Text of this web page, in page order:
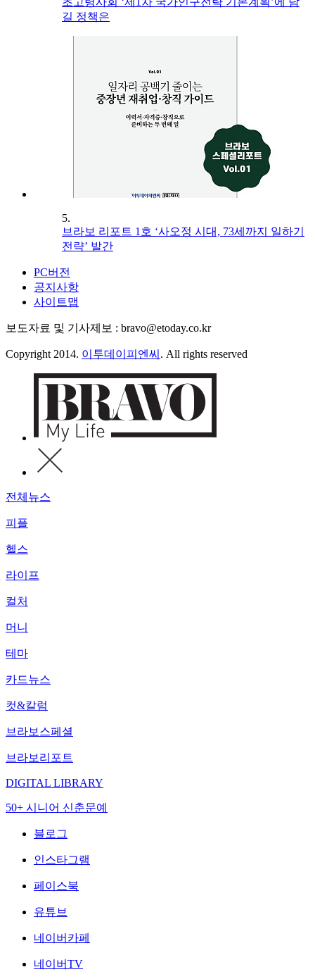
길 정책은
5.
브라보 리포트 1호 ‘사오정 시대, 73세까지 일하기
전략’ 발간
PC버전
공지사항
사이트맵
보도자료 및 기사제보 : bravo@etoday.co.kr
Copyright 2014. 이투데이피엔씨 . All rights reserved
전체뉴스
피플
헬스
라이프
컬처
머니
테마
카드뉴스
컷&칼럼
브라보스페셜
브라보리포트
DIGITAL LIBRARY
50+ 시니어 신춘문예
블로그
인스타그램
페이스북
유튜브
네이버카페
네이버TV